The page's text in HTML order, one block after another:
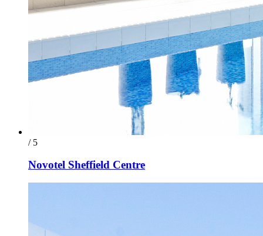
/ 5
Novotel Sheffield Centre